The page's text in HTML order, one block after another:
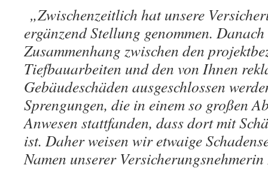
„Zwischenzeitlich hat unsere
ergänzend Stellung genommen.
Zusammenhang zwischen den
Tiefbauarbeiten und den von Ihnen
Gebäudeschäden ausgeschlossen
Sprengungen, die in einem so großen
Anwesen stattfanden, dass dort mit
ist. Daher weisen wir etwaige
Namen unserer